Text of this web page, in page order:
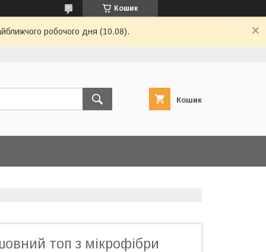
Кошик
робочого дня (10.08).
Кошик
топ з мікрофібри